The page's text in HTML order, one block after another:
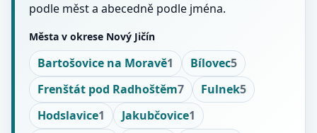
podle měst a abecedně podle jména.
Města v okrese Nový Jičín
Bartošovice na Moravě1 Bílovec5
Frenštát pod Radhoštěm7 Fulnek5
Hodslavice1 Jakubčovice1